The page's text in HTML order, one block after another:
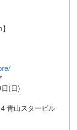
(日)
青山スタービル